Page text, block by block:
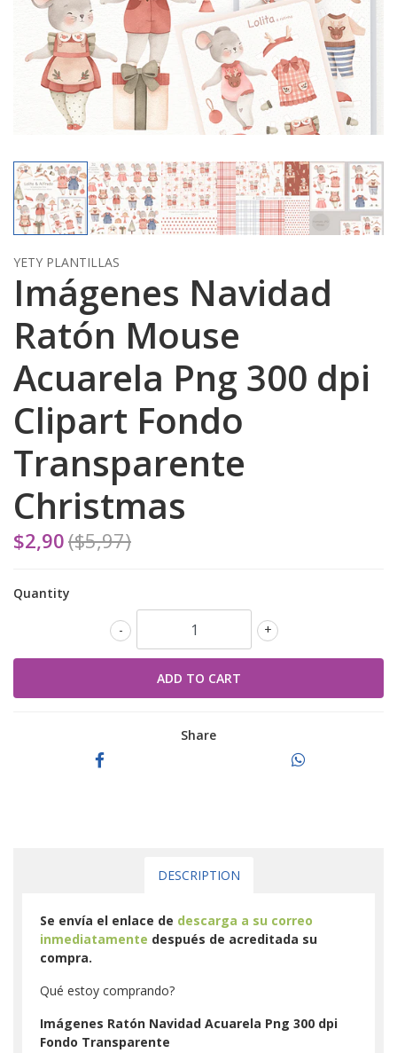
YETY PLANTILLAS
Imágenes Navidad
Ratón Mouse
Acuarela Png 300 dpi
Clipart Fondo
Transparente
Christmas
$2,90($5,97)
Quantity
+
-
Share
DESCRIPTION
Se envía el enlace de descarga a su correo
inmediatamente después de acreditada su
compra.
Qué estoy comprando?
Imágenes Ratón Navidad Acuarela Png 300 dpi
Fondo Transparente